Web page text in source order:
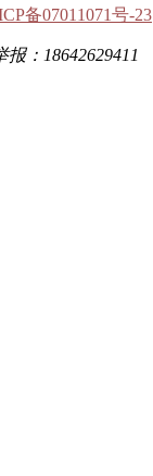
备07011071号-23
报：18642629411